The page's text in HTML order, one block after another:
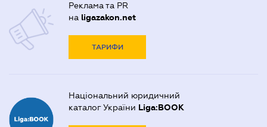
Реклама та PR
на ligazakon.net
ТАРИФИ
Національний юридичний
каталог України Liga:BOOK